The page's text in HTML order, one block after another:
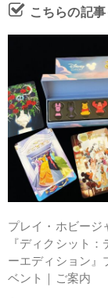
こちらの記
プレイ・ホビージ
『ディクシット：
ーエディション』
ベント｜ご案内